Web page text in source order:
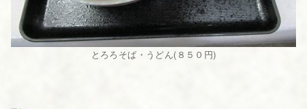
とろろそば・うどん(８５０円)